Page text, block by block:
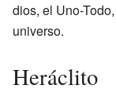
dios, el Uno-
universo.
Heráclito